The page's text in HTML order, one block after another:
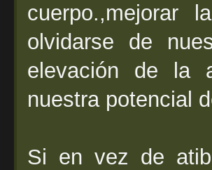
cuerpo.,mejorar
olvidarse de
elevación de la
nuestra potencial
Si en vez de